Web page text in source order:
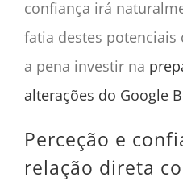
confiança irá
fatia destes potenciais
a pena investir na
alterações do Google
Perceção e
relação direta